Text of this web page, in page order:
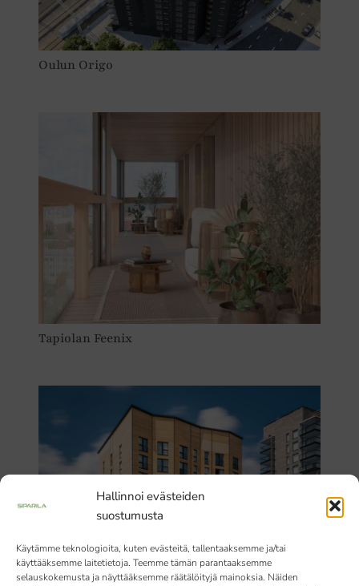
Hallinnoi evästeiden
suostumusta
Käytämme teknologioita, kuten evästeitä, tallentaaksemme ja/tai
käyttääksemme laitetietoja. Teemme tämän parantaaksemme
selauskokemusta ja näyttääksemme räätälöityjä mainoksia. Näiden
Oulun Origo
Tapiolan Feenix